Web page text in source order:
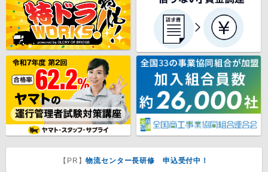
【PR】物流センター長研修 申込受付中！